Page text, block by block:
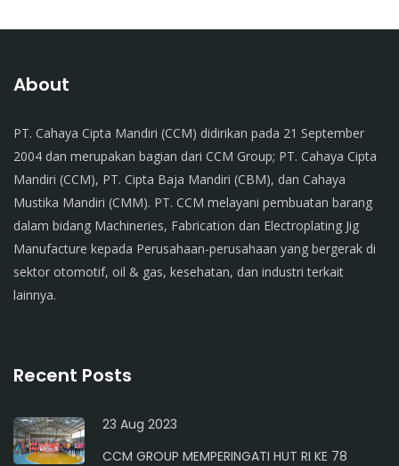
About
PT. Cahaya Cipta Mandiri (CCM) didirikan pada 21 September
2004 dan merupakan bagian dari CCM Group; PT. Cahaya Cipta
Mandiri (CCM), PT. Cipta Baja Mandiri (CBM), dan Cahaya
Mustika Mandiri (CMM). PT. CCM melayani pembuatan barang
dalam bidang Machineries, Fabrication dan Electroplating Jig
Manufacture kepada Perusahaan-perusahaan yang bergerak di
sektor otomotif, oil & gas, kesehatan, dan industri terkait
lainnya.
Recent Posts
23 Aug 2023
CCM GROUP MEMPERINGATI HUT RI KE 78